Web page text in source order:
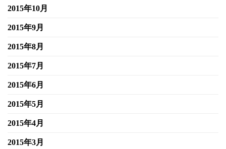
2015年10月
2015年9月
2015年8月
2015年7月
2015年6月
2015年5月
2015年4月
2015年3月